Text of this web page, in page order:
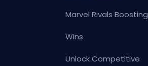
Marvel Rivals Boosting
Wins
Unlock Competitive